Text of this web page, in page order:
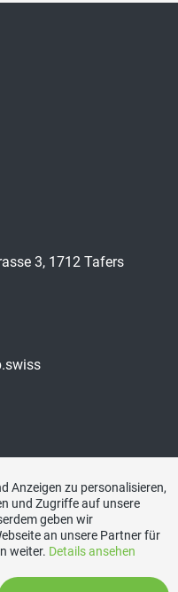
3, 1712 Tafers
Anzeigen zu personalisieren,
und Zugriffe auf unsere
geben wir
an unsere Partner für
weiter. Details ansehen